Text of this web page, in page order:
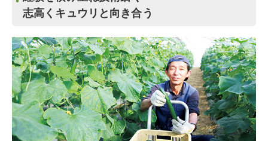
志高くキュウリと向き合う